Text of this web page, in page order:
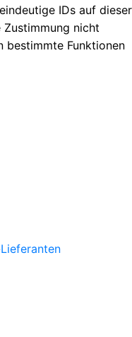
IDs auf dieser
Zustimmung nicht
bestimmte Funktionen